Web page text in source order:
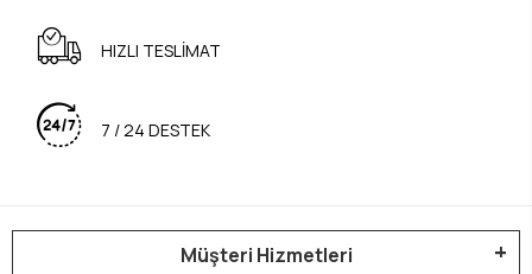
HIZLI TESLİMAT
7 / 24 DESTEK
Müşteri Hizmetleri